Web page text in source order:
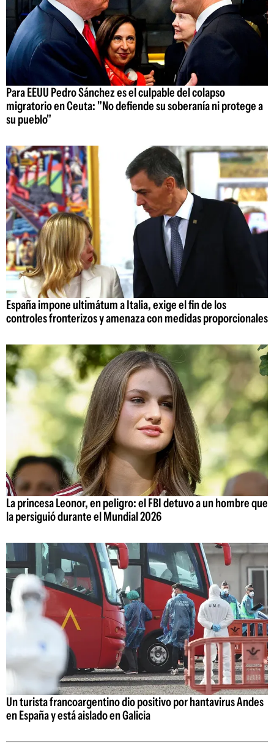
Para EEUU Pedro Sánchez es el culpable del colapso
migratorio en Ceuta: "No defiende su soberanía ni protege a
su pueblo"
España impone ultimátum a Italia, exige el fin de los
controles fronterizos y amenaza con medidas proporcionales
La princesa Leonor, en peligro: el FBI detuvo a un hombre que
la persiguió durante el Mundial 2026
Un turista francoargentino dio positivo por hantavirus Andes
en España y está aislado en Galicia